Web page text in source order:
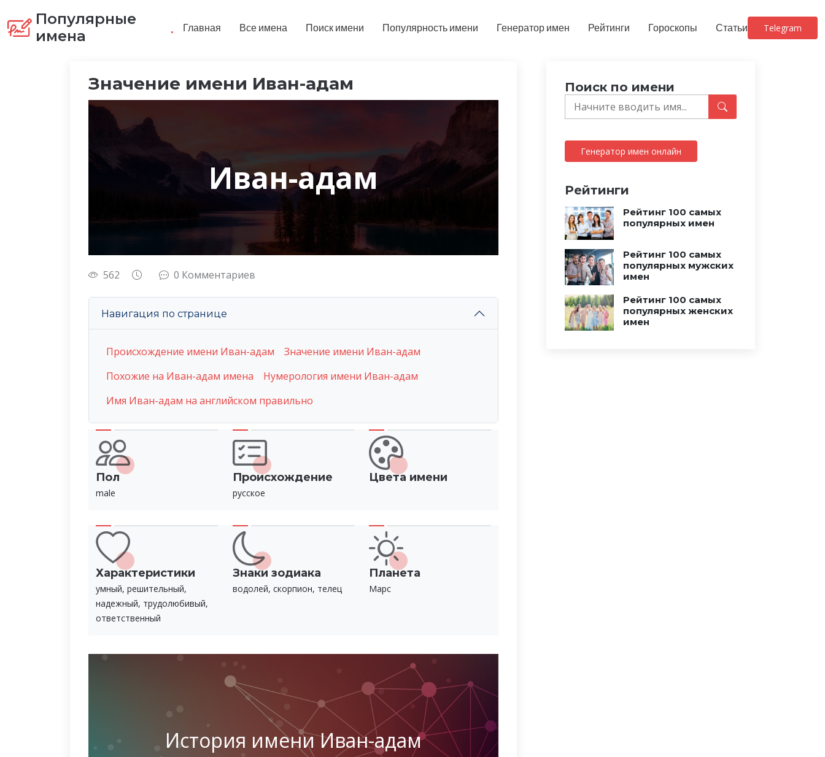
Популярные
имена
. Главная Все имена Поиск имени Популярность имени Генератор имен Рейтинги Гороскопы Статьи Telegram
Значение имени Иван-адам
Иван-адам
562 0 Комментариев
Навигация по странице
Происхождение имени Иван-адам
Значение имени Иван-адам
Похожие на Иван-адам имена
Нумерология имени Иван-адам
Имя Иван-адам на английском правильно
Пол
male
Происхождение
русское
Цвета имени
Характеристики
умный, решительный,
надежный, трудолюбивый,
ответственный
Знаки зодиака
водолей, скорпион, телец
Планета
Марс
История имени Иван-адам
Поиск по имени
Генератор имен онлайн
Рейтинги
Рейтинг 100 самых
популярных имен
Рейтинг 100 самых
популярных мужских
имен
Рейтинг 100 самых
популярных женских
имен